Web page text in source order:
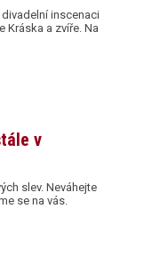
inscenaci
Kráska a zvíře. Na
v
slev. Neváhejte
se na vás.